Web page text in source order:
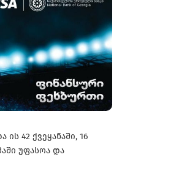
42 ქვეყანაში, 16
უფასოა და